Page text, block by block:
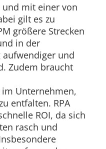
und mit einer von
gilt es zu
größere Strecken
in der
und
Zudem braucht
Unternehmen,
entfalten. RPA
ROI, da sich
rasch und